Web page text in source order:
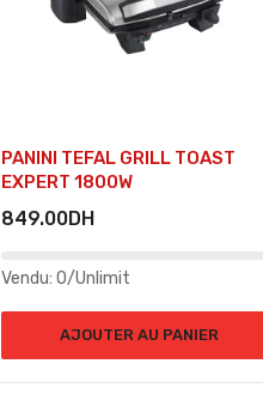
PANINI TEFAL GRILL TOAST
EXPERT 1800W
849.00DH
Vendu: 0/Unlimit
AJOUTER AU PANIER